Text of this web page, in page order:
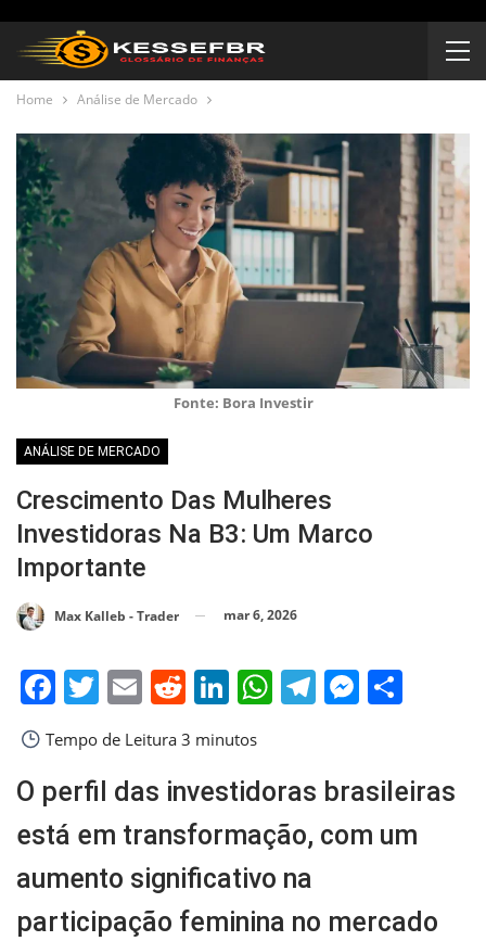
Home Análise de Mercado
Fonte: Bora Investir
ANÁLISE DE MERCADO
Crescimento Das Mulheres
Investidoras Na B3: Um Marco
Importante
Max Kalleb - Trader mar 6, 2026
Facebook
Twitter
EmailReddit
LinkedIn
WhatsApp
Telegram
Tempo de Leitura 3 minutos
O perfil das investidoras brasileiras
está em transformação, com um
aumento significativo na
participação feminina no mercado